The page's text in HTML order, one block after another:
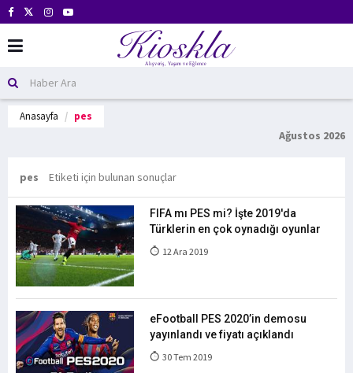
Anasayfa pes
Ağustos 2026
pes Etiketi için bulunan sonuçlar
FIFA mı PES mi? İşte 2019'da
Türklerin en çok oynadığı oyunlar
12 Ara 2019
eFootball PES 2020’in demosu
yayınlandı ve fiyatı açıklandı
30 Tem 2019